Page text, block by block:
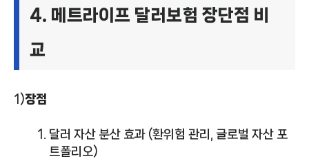
4. 메트라이프 달러보험 장단점 비
교
1)장점
달러 자산 분산 효과 (환위험 관리, 글로벌 자산 포
트폴리오)